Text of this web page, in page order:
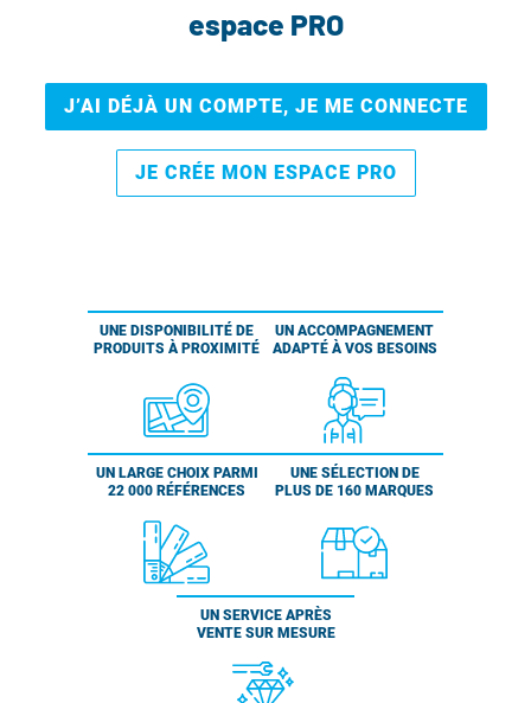
espace PRO
J’AI DÉJÀ UN COMPTE, JE ME CONNECTE
JE CRÉE MON ESPACE PRO
UNE DISPONIBILITÉ DE
PRODUITS À PROXIMITÉ
UN ACCOMPAGNEMENT
ADAPTÉ À VOS BESOINS
UN LARGE CHOIX PARMI
22 000 RÉFÉRENCES
UNE SÉLECTION DE
PLUS DE 160 MARQUES
UN SERVICE APRÈS
VENTE SUR MESURE